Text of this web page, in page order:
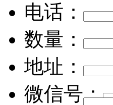
电话：
数量：
地址：
微信号：